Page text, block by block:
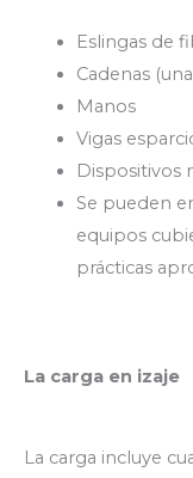
Eslingas de
Cadenas
Manos
Vigas
Dispositivos
Se pueden
equipos
prácticas
La carga en izaje
La carga incluye